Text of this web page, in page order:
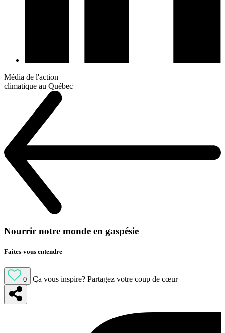
Média de l'action
climatique au Québec
Nourrir notre monde en gaspésie
Faites-vous entendre
0 Ça vous inspire? Partagez votre coup de cœur